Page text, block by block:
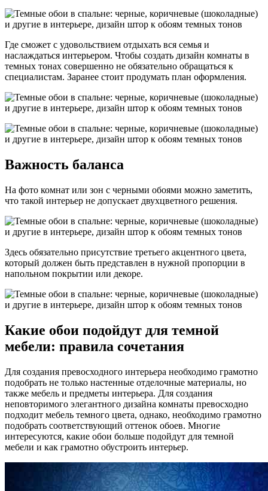
Где сможет с удовольствием отдыхать вся семья и
наслаждаться интерьером. Чтобы создать дизайн комнаты в
темных тонах совершенно не обязательно обращаться к
специалистам. Заранее стоит продумать план оформления.
Важность баланса
На фото комнат или зон с черными обоями можно заметить,
что такой интерьер не допускает двухцветного решения.
Здесь обязательно присутствие третьего акцентного цвета,
который должен быть представлен в нужной пропорции в
напольном покрытии или декоре.
Какие обои подойдут для темной
мебели: правила сочетания
Для создания превосходного интерьера необходимо грамотно
подобрать не только настенные отделочные материалы, но
также мебель и предметы интерьера. Для создания
неповторимого элегантного дизайна комнаты превосходно
подходит мебель темного цвета, однако, необходимо грамотно
подобрать соответствующий оттенок обоев. Многие
интересуются, какие обои больше подойдут для темной
мебели и как грамотно обустроить интерьер.